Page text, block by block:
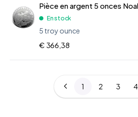
Pièce en argent 5 onces
En stock
5 troy ounce
€ 366,38
1 2 3 4